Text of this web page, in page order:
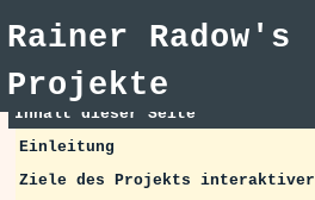
Rainer Radow's
Projekte
Inhalt dieser Seite
Einleitung
Ziele des Projekts interaktiver